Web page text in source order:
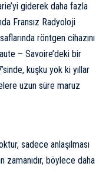
giderek daha fazla
Fransız Radyoloji
röntgen cihazını
– Savoire’deki bir
kuşku yok ki yıllar
uzun süre maruz
sadece anlaşılması
zamanıdır, böylece daha